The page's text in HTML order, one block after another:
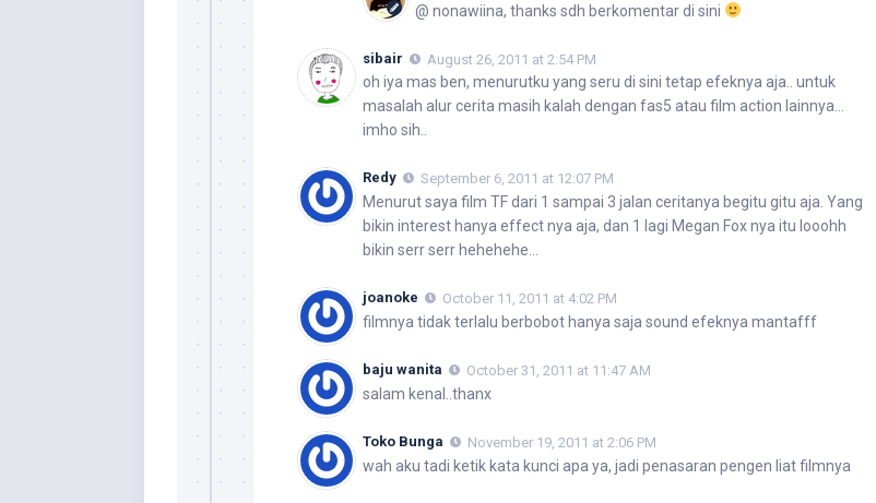
@ nonawiina, thanks sdh berkomentar di sini
sibair August 26, 2011 at 2:54 PM
oh iya mas ben, menurutku yang seru di sini tetap efeknya aja.. untuk
masalah alur cerita masih kalah dengan fas5 atau film action lainnya…
imho sih..
Redy September 6, 2011 at 12:07 PM
Menurut saya film TF dari 1 sampai 3 jalan ceritanya begitu gitu aja. Yang
bikin interest hanya effect nya aja, dan 1 lagi Megan Fox nya itu looohh
bikin serr serr hehehehe…
joanoke October 11, 2011 at 4:02 PM
filmnya tidak terlalu berbobot hanya saja sound efeknya mantafff
baju wanita October 31, 2011 at 11:47 AM
salam kenal..thanx
Toko Bunga November 19, 2011 at 2:06 PM
wah aku tadi ketik kata kunci apa ya, jadi penasaran pengen liat filmnya